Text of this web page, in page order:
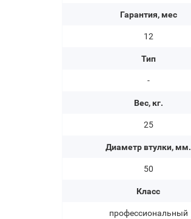
Гарантия, мес
12
Тип
-
Вес, кг.
25
Диаметр втулки, мм.
50
Класс
профессиональный